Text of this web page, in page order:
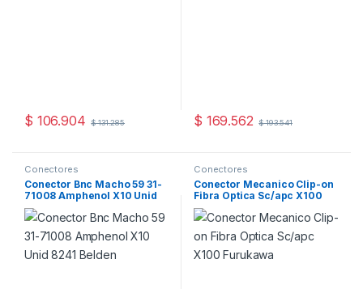
$ 106.904 $131.285 $ 169.562 $193.541
Conectores
Conector Bnc Macho 59 31-
71008 Amphenol X10 Unid
8241 Belden
Conectores
Conector Mecanico Clip-on
Fibra Optica Sc/apc X100
Furukawa